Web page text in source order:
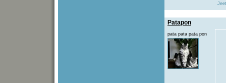
Patapon
pata pata pata pon